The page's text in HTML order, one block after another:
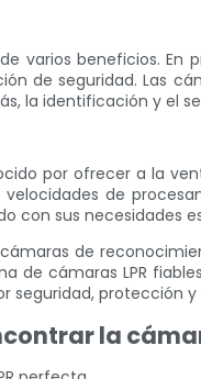
varios beneficios.
de seguridad. Las
la identificación y el
por ofrecer a la
de
con sus necesidades
de
de cámaras LPR
seguridad, protección
la